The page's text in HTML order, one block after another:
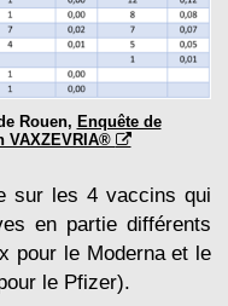
Rouen, Enquête de
VAXZEVRIA®
sur les 4 vaccins qui
en partie différents
pour le Moderna et le
le Pfizer).